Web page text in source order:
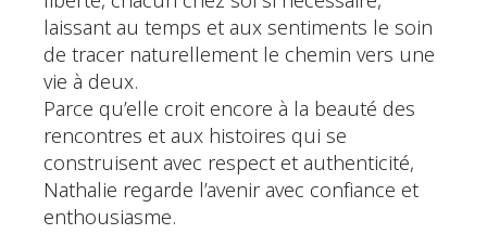
laissant au temps et aux sentiments le soin
de tracer naturellement le chemin vers une
vie à deux.
Parce qu’elle croit encore à la beauté des
rencontres et aux histoires qui se
construisent avec respect et authenticité,
Nathalie regarde l’avenir avec confiance et
enthousiasme.